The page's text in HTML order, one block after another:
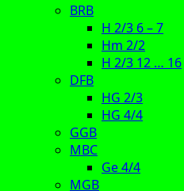
BRB
H 2/3 6 – 7
Hm 2/2
H 2/3 12 … 16
DFB
HG 2/3
HG 4/4
GGB
MBC
Ge 4/4
MGB